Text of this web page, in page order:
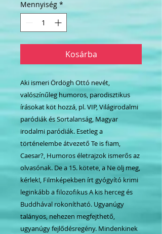
Mennyiség *
Kosárba
Aki ismeri Ördögh Ottó nevét,
valószínűleg humoros, parodisztikus
írásokat köt hozzá, pl. VIP, Világirodalmi
paródiák és Sortalanság, Magyar
irodalmi paródiák. Esetleg a
történelembe átvezető Te is fiam,
Caesar?, Humoros életrajzok ismerős az
olvasónak. De a 15. kötete, a Ne ölj meg,
kérlek!, Filmképekben írt gyógyító krimi
leginkább a filozofikus A kis herceg és
Buddhával rokonítható. Ugyanúgy
talányos, nehezen megfejthető,
ugyanúgy fejlődésregény. Mindenkinek